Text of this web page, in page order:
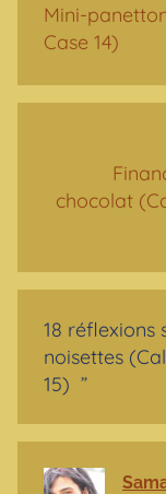
Mini-
Case 14)
chocolat
18 réflexions
noisettes
15) ”